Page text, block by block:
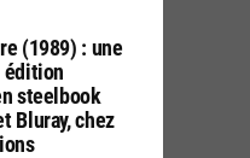
(1989) : une
édition
steelbook
Bluray, chez